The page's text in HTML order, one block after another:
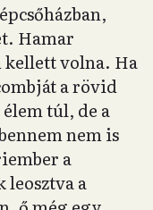
Hamar
volna. Ha
a rövid
túl, de a
nem is
a
leosztva a